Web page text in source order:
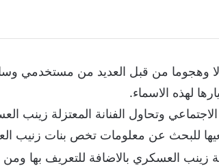
من قبل العديد من مستخدمي
لهذه الاسماء.
وتحاول الفنانة المعتزلة زينب
للبحث عن معلومات تخص بنات زنيب
زينب العسكري بالاضافة للتعريف بها